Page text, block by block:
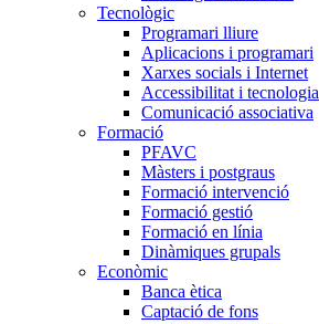
Tecnològic
Programari lliure
Aplicacions i programari
Xarxes socials i Internet
Accessibilitat i tecnologia
Comunicació associativa
Formació
PFAVC
Màsters i postgraus
Formació intervenció
Formació gestió
Formació en línia
Dinàmiques grupals
Econòmic
Banca ètica
Captació de fons